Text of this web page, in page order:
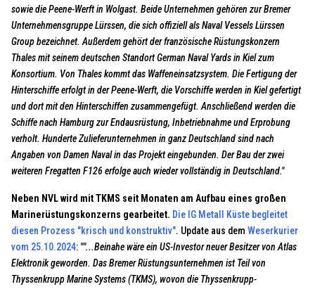
sowie die Peene-Werft in Wolgast. Beide Unternehmen gehören zur Bremer
Unternehmensgruppe Lürssen, die sich offiziell als Naval Vessels Lürssen
Group bezeichnet. Außerdem gehört der französische Rüstungskonzern
Thales mit seinem deutschen Standort German Naval Yards in Kiel zum
Konsortium. Von Thales kommt das Waffeneinsatzsystem. Die Fertigung der
Hinterschiffe erfolgt in der Peene-Werft, die Vorschiffe werden in Kiel gefertigt
und dort mit den Hinterschiffen zusammengefügt. Anschließend werden die
Schiffe nach Hamburg zur Endausrüstung, Inbetriebnahme und Erprobung
verholt. Hunderte Zulieferunternehmen in ganz Deutschland sind nach
Angaben von Damen Naval in das Projekt eingebunden. Der Bau der zwei
weiteren Fregatten F126 erfolge auch wieder vollständig in Deutschland."
Neben NVL wird mit TKMS seit Monaten am Aufbau eines großen
Marinerüstungskonzerns gearbeitet. Die IG Metall Küste begleitet
diesen Prozess "krisch und konstruktiv". Update aus demWeserkurier
vom 25.10.2024: ""...Beinahe wäre ein US-Investor neuer Besitzer von Atlas
Elektronik geworden. Das Bremer Rüstungsunternehmen ist Teil von
Thyssenkrupp Marine Systems (TKMS), wovon die Thyssenkrupp-